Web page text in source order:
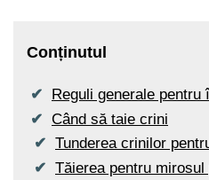
Conținutul
Reguli generale
Când să taie crini
Tunderea crinilor
Tăierea pentru mirosul